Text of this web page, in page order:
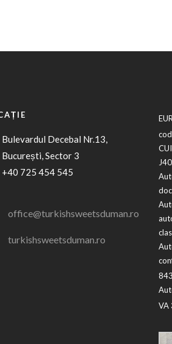
Bulevardul Decebal Nr.13,
București, Sector 3
+40 725 454 545
office@turkishsweetsduman.ro
turkishsweetsduman.ro
VA